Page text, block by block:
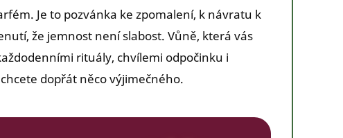
Je to pozvánka ke zpomalení, k návratu k
že jemnost není slabost. Vůně, která vás
rituály, chvílemi odpočinku i
dopřát něco výjimečného.